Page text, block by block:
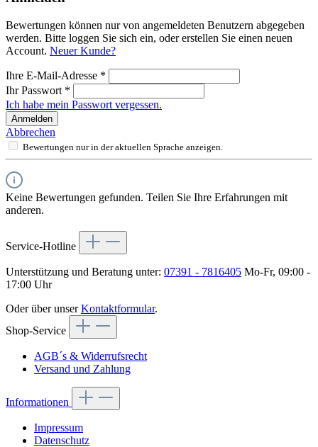
Bewertungen können nur von angemeldeten Benutzern abgegeben
werden. Bitte loggen Sie sich ein, oder erstellen Sie einen neuen
Account. Neuer Kunde?
Ihre E-Mail-Adresse *
Ihr Passwort *
Ich habe mein Passwort vergessen.
Anmelden
Abbrechen
Bewertungen nur in der aktuellen Sprache anzeigen.
Keine Bewertungen gefunden. Teilen Sie Ihre Erfahrungen mit
anderen.
Service-Hotline
Unterstützung und Beratung unter: 07391 - 7816405 Mo-Fr, 09:00 -
17:00 Uhr
Oder über unserKontaktformular.
Shop-Service
AGB´s & Widerrufsrecht
Versand und Zahlung
Informationen
Impressum
Datenschutz